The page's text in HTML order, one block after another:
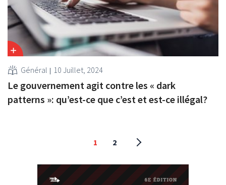
Général 10 Juillet, 2024
Le gouvernement agit contre les « dark
patterns »: qu’est-ce que c’est et est-ce illégal?
1 2